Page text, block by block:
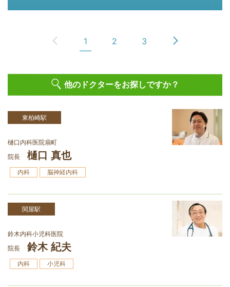
1 2 3
他のドクターをお探しですか？
東柏崎駅
樋󠄀口内科医院扇町
院長
樋󠄀口 真也
内科 脳神経内科
関屋駅
鈴木内科小児科医院
院長
鈴木 紀夫
内科 小児科